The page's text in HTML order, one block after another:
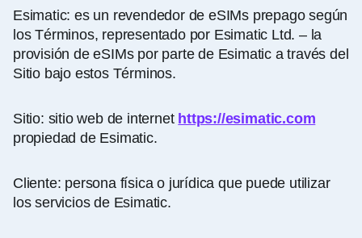
Esimatic: es un revendedor de eSIMs prepago según
los Términos, representado por Esimatic Ltd. – la
provisión de eSIMs por parte de Esimatic a través del
Sitio bajo estos Términos.
Sitio: sitio web de internet https://esimatic.com
propiedad de Esimatic.
Cliente: persona física o jurídica que puede utilizar
los servicios de Esimatic.